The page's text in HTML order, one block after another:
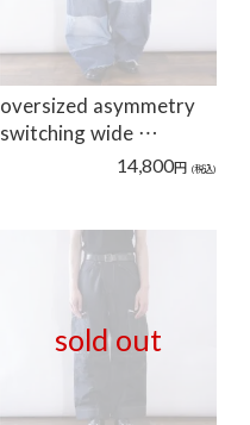
oversized asymmetry
switching wide …
14,800円 (税込)
sold out